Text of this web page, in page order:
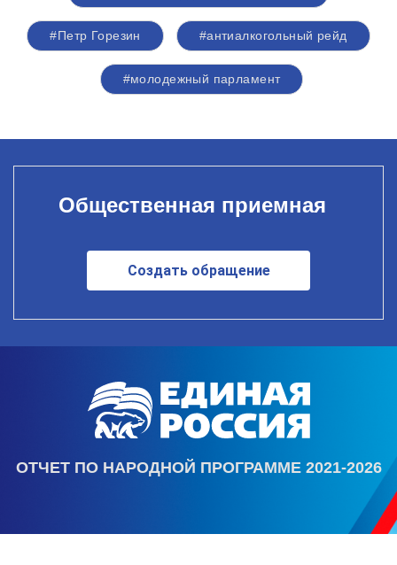
#Петр Горезин #антиалкогольный рейд
#молодежный парламент
Общественная приемная
Создать обращение
ОТЧЕТ ПО НАРОДНОЙ ПРОГРАММЕ 2021-2026